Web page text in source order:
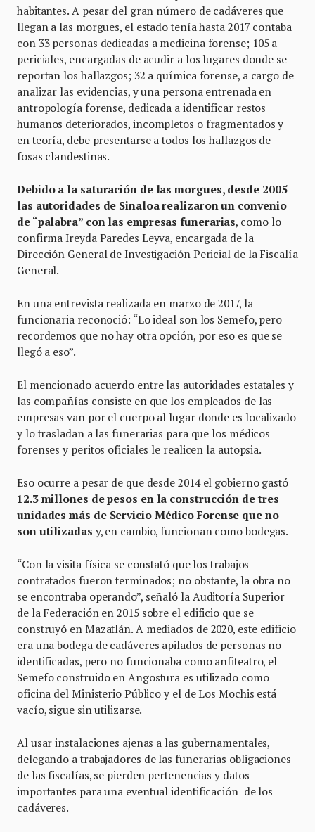
habitantes. A pesar del gran número de cadáveres que
llegan a las morgues, el estado tenía hasta 2017 contaba
con 33 personas dedicadas a medicina forense; 105 a
periciales, encargadas de acudir a los lugares donde se
reportan los hallazgos; 32 a química forense, a cargo de
analizar las evidencias, y una persona entrenada en
antropología forense, dedicada a identificar restos
humanos deteriorados, incompletos o fragmentados y
en teoría, debe presentarse a todos los hallazgos de
fosas clandestinas.
Debido a la saturación de las morgues, desde 2005
las autoridades de Sinaloa realizaron un convenio
de “palabra” con las empresas funerarias, como lo
confirma Ireyda Paredes Leyva, encargada de la
Dirección General de Investigación Pericial de la Fiscalía
General.
En una entrevista realizada en marzo de 2017, la
funcionaria reconoció: “Lo ideal son los Semefo, pero
recordemos que no hay otra opción, por eso es que se
llegó a eso”.
El mencionado acuerdo entre las autoridades estatales y
las compañías consiste en que los empleados de las
empresas van por el cuerpo al lugar donde es localizado
y lo trasladan a las funerarias para que los médicos
forenses y peritos oficiales le realicen la autopsia.
Eso ocurre a pesar de que desde 2014 el gobierno gastó
12.3 millones de pesos en la construcción de tres
unidades más de Servicio Médico Forense que no
son utilizadas y, en cambio, funcionan como bodegas.
“Con la visita física se constató que los trabajos
contratados fueron terminados; no obstante, la obra no
se encontraba operando”, señaló la Auditoría Superior
de la Federación en 2015 sobre el edificio que se
construyó en Mazatlán. A mediados de 2020, este edificio
era una bodega de cadáveres apilados de personas no
identificadas, pero no funcionaba como anfiteatro, el
Semefo construido en Angostura es utilizado como
oficina del Ministerio Público y el de Los Mochis está
vacío, sigue sin utilizarse.
Al usar instalaciones ajenas a las gubernamentales,
delegando a trabajadores de las funerarias obligaciones
de las fiscalías, se pierden pertenencias y datos
importantes para una eventual identificación de los
cadáveres.